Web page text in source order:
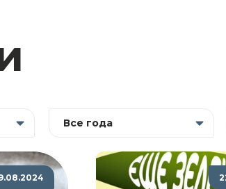
Все года